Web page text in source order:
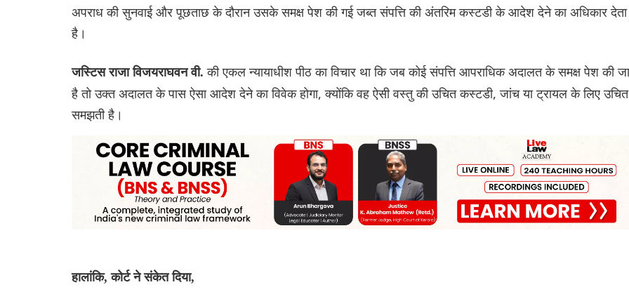
अपराध की सुनवाई और पूछताछ के दौरान उसके समक्ष पेश की गई जब्त संपत्ति की अंतरिम कस्टडी के आदेश देने का अधिकार देता
है।
जस्टिस राजा विजयराघवन वी.की एकल न्यायाधीश पीठ का विचार था कि जब कोई संपत्ति आपराधिक अदालत के समक्ष पेश की
है तो उक्त अदालत के पास ऐसा आदेश देने का विवेक होगा, क्योंकि वह ऐसी वस्तु की उचित कस्टडी, जांच या ट्रायल के लिए उचित
समझती है।
हालांकि, कोर्ट ने संकेत दिया,